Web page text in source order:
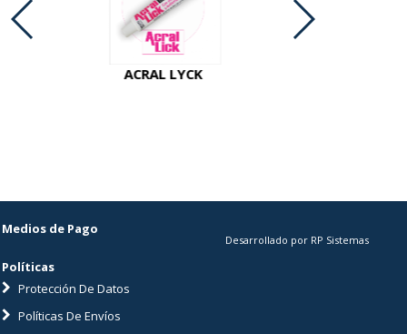
ACRAL LYCK
Medios de Pago
Políticas
Protección De Datos
Políticas De Envíos
Desarrollado por RP Sistemas